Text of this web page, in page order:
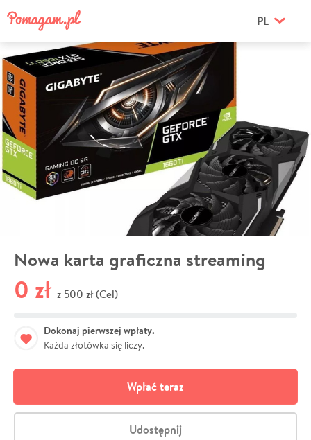
PL
Nowa karta graficzna streaming
0 zł z 500 zł (Cel)
Dokonaj pierwszej wpłaty.
Każda złotówka się liczy.
Wpłać teraz
Udostępnij